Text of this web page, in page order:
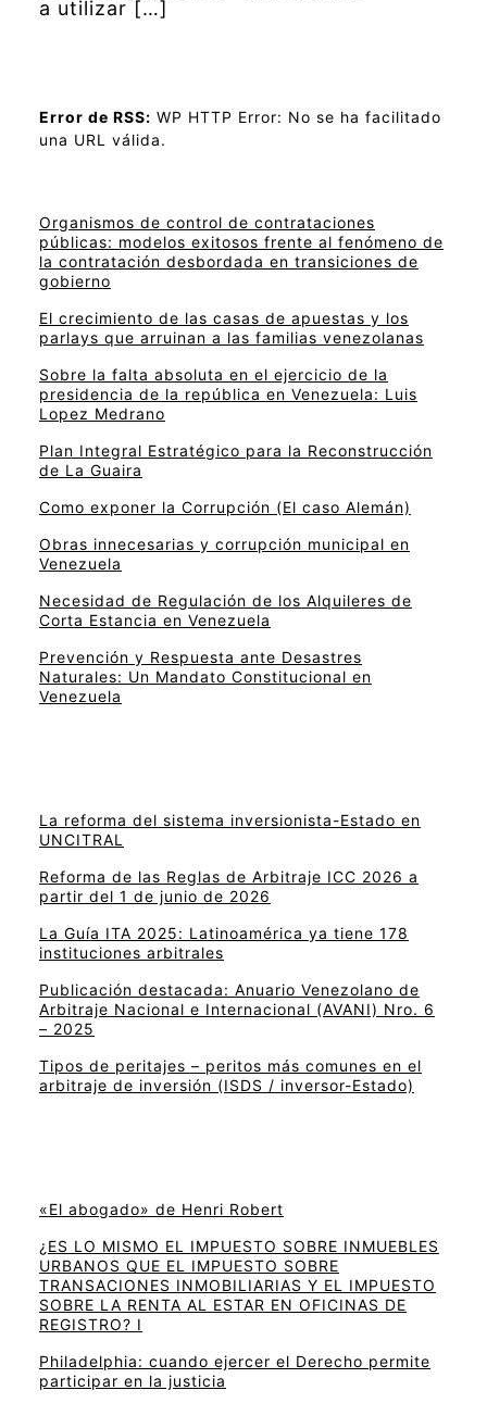
a utilizar […]
Error de RSS: WP HTTP Error: No se ha facilitado
una URL válida.
Organismos de control de contrataciones
públicas: modelos exitosos frente al fenómeno de
la contratación desbordada en transiciones de
gobierno
El crecimiento de las casas de apuestas y los
parlays que arruinan a las familias venezolanas
Sobre la falta absoluta en el ejercicio de la
presidencia de la república en Venezuela: Luis
Lopez Medrano
Plan Integral Estratégico para la Reconstrucción
de La Guaira
Como exponer la Corrupción (El caso Alemán)
Obras innecesarias y corrupción municipal en
Venezuela
Necesidad de Regulación de los Alquileres de
Corta Estancia en Venezuela
Prevención y Respuesta ante Desastres
Naturales: Un Mandato Constitucional en
Venezuela
La reforma del sistema inversionista-Estado en
UNCITRAL
Reforma de las Reglas de Arbitraje ICC 2026 a
partir del 1 de junio de 2026
La Guía ITA 2025: Latinoamérica ya tiene 178
instituciones arbitrales
Publicación destacada: Anuario Venezolano de
Arbitraje Nacional e Internacional (AVANI) Nro. 6
– 2025
Tipos de peritajes – peritos más comunes en el
arbitraje de inversión (ISDS / inversor-Estado)
«El abogado» de Henri Robert
¿ES LO MISMO EL IMPUESTO SOBRE INMUEBLES
URBANOS QUE EL IMPUESTO SOBRE
TRANSACIONES INMOBILIARIAS Y EL IMPUESTO
SOBRE LA RENTA AL ESTAR EN OFICINAS DE
REGISTRO? I
Philadelphia: cuando ejercer el Derecho permite
participar en la justicia